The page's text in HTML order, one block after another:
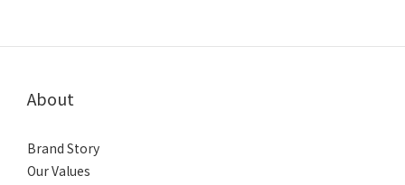
About
Brand Story
Our Values